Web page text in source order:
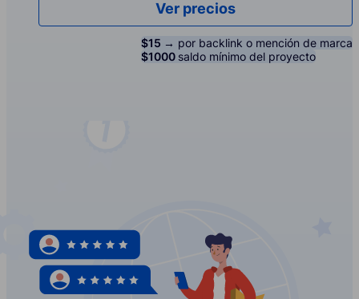
Ver precios
$15 → por backlink o mención de marca
$1000 saldo mínimo del proyecto